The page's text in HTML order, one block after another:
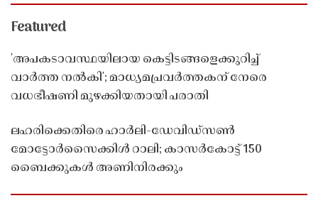
Featured
'അപകടാവസ്ഥയിലായ കെട്ടിടങ്ങളെക്കുറിച്ച്
വാർത്ത നൽകി'; മാധ്യമപ്രവർത്തകന് നേരെ
വധഭീഷണി മുഴക്കിയതായി പരാതി
ലഹരിക്കെതിരെ ഹാർലി-ഡേവിഡ്‌സൺ
മോട്ടോർസൈക്കിൾ റാലി; കാസർകോട്ട് 150
ബൈക്കുകൾ അണിനിരക്കും